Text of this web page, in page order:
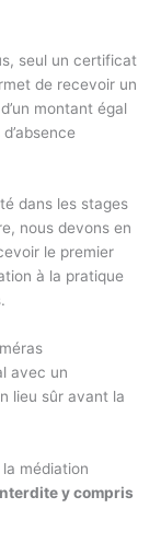
seul un certificat
de recevoir un
montant égal
dans les stages
nous devons en
le premier
à la pratique
avec un
lieu sûr avant la
médiation
y compris